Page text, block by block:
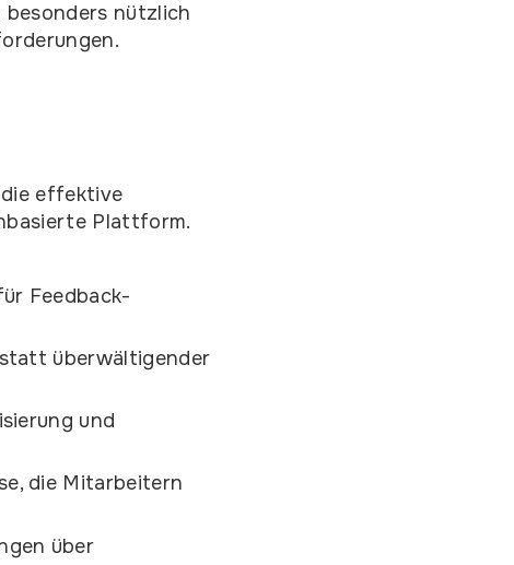
besonders nützlich
effektive
Plattform.
Feedback-
statt überwältigender
und
die Mitarbeitern
über